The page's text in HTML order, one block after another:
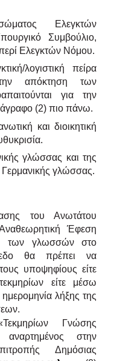
Ελεγκτών
Συμβούλιο,
Ελεγκτών Νόμου.
λογιστική πείρα
απόκτηση των
για την
(2) πιο πάνω.
και διοικητική
γλώσσας και της
Γερμανικής γλώσσας.
του Ανωτάτου
Έφεση
των γλωσσών στο
θα πρέπει να
υποψηφίους είτε
είτε μέσω
λήξης της
Γνώσης
στην
Δημόσιας